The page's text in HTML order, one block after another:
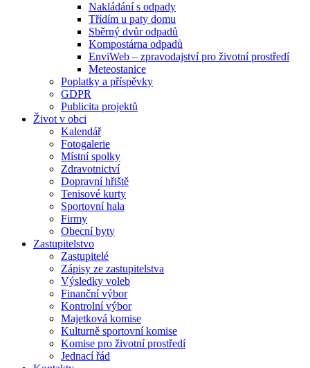
Nakládání s odpady
Třídím u paty domu
Sběrný dvůr odpadů
Kompostárna odpadů
EnviWeb – zpravodajství pro životní prostředí
Meteostanice
Poplatky a příspěvky
GDPR
Publicita projektů
Život v obci
Kalendář
Fotogalerie
Místní spolky
Zdravotnictví
Dopravní hřiště
Tenisové kurty
Sportovní hala
Firmy
Obecní byty
Zastupitelstvo
Zastupitelé
Zápisy ze zastupitelstva
Výsledky voleb
Finanční výbor
Kontrolní výbor
Majetková komise
Kulturně sportovní komise
Komise pro životní prostředí
Jednací řád